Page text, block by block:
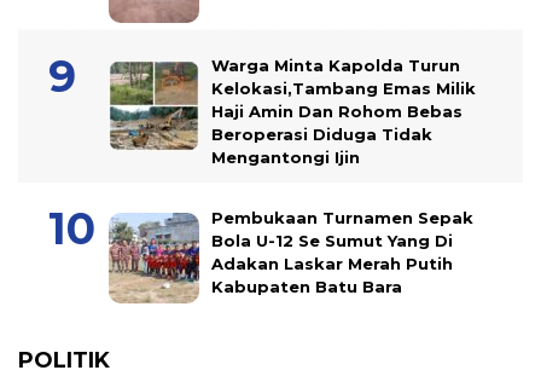
Warga Minta Kapolda Turun
Kelokasi,Tambang Emas Milik
Haji Amin Dan Rohom Bebas
Beroperasi Diduga Tidak
Mengantongi Ijin
Pembukaan Turnamen Sepak
Bola U-12 Se Sumut Yang Di
Adakan Laskar Merah Putih
Kabupaten Batu Bara
POLITIK